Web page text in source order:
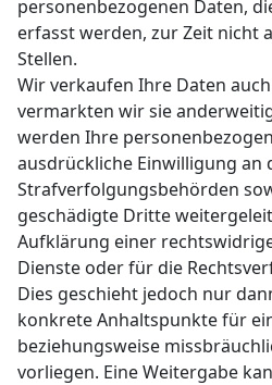
personenbezogenen Daten,
erfasst werden, zur Zeit nicht
Stellen.
Wir verkaufen Ihre Daten
vermarkten wir sie
werden Ihre
ausdrückliche Einwilligung an
Strafverfolgungsbehörden
geschädigte Dritte
Aufklärung einer
Dienste oder für die
Dies geschieht jedoch nur
konkrete Anhaltspunkte für
beziehungsweise
vorliegen. Eine Weitergabe